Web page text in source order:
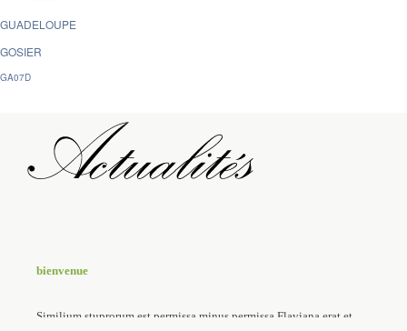
GUADELOUPE
GOSIER
GA07D
bienvenue
Similium stuprorum est permissa minus permissa Flaviana erat et